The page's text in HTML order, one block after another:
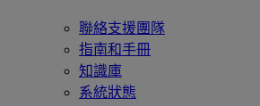
聯絡支援團隊
指南和手冊
知識庫
系統狀態